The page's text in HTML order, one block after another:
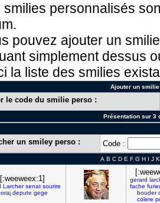
smilies personnalisés
pouvez ajouter un
simplement dessus
la liste des smilies
Ajouter un
le code du smilie perso :
Présentation sur 3
un smiley perso : Code :
A B C D E F G H I J K
[:weeweex:1]
Larcher senat sourire
depute gege
gerard
fache
bouder
colere